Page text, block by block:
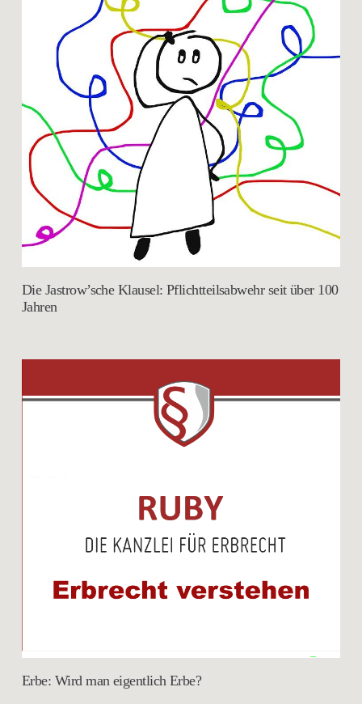
Die Jastrow’sche Klausel: Pflichtteilsabwehr seit über 100
Jahren
Erbe: Wird man eigentlich Erbe?